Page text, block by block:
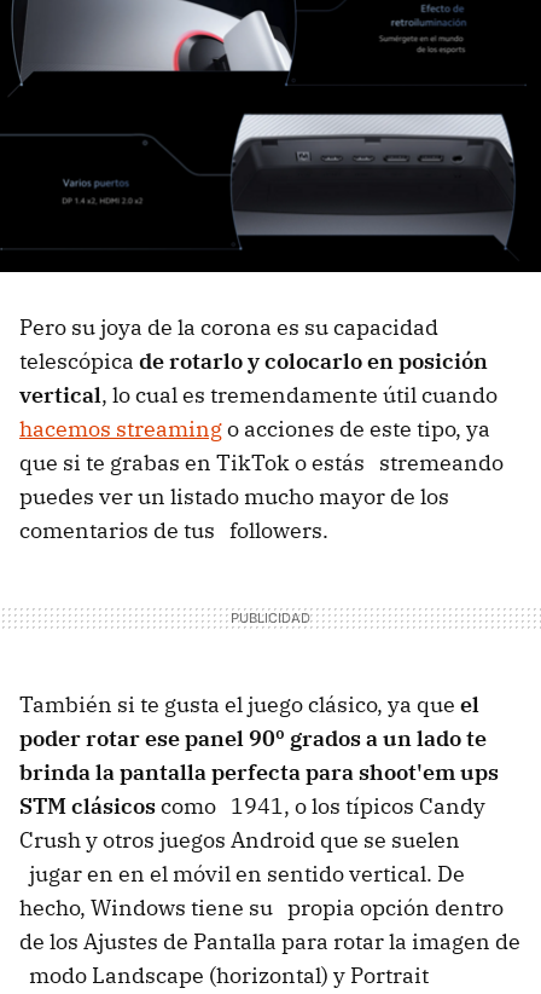
Pero su joya de la corona es su capacidad
telescópica de rotarlo y colocarlo en posición
vertical, lo cual es tremendamente útil cuando
hacemos streamingo acciones de este tipo, ya
que si te grabas en TikTok o estás stremeando
puedes ver un listado mucho mayor de los
comentarios de tus followers.
También si te gusta el juego clásico, ya que el
poder rotar ese panel 90º grados a un lado te
brinda la pantalla perfecta para shoot'em ups
STM clásicoscomo 1941, o los típicos Candy
Crush y otros juegos Android que se suelen
jugar en en el móvil en sentido vertical. De
hecho, Windows tiene su propia opción dentro
de los Ajustes de Pantalla para rotar la imagen de
modo Landscape (horizontal) y Portrait